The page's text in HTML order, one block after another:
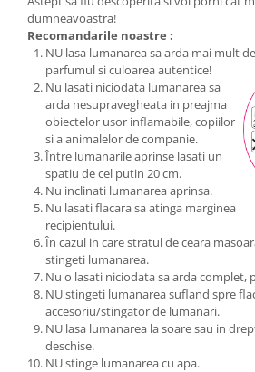
dumneavoastra!
Recomandarile noastre :
NU lasa lumanarea sa arda mai mult
parfumul si culoarea autentice!
Nu lasati niciodata lumanarea sa
arda nesupravegheata in preajma
obiectelor usor inflamabile, copiilor
si a animalelor de companie.
Între lumanarile aprinse lasati un
spatiu de cel putin 20 cm.
Nu inclinati lumanarea aprinsa.
Nu lasati flacara sa atinga marginea
recipientului.
În cazul in care stratul de ceara
stingeti lumanarea.
Nu o lasati niciodata sa arda complet,
NU stingeti lumanarea sufland spre
accesoriu/stingator de lumanari.
NU lasa lumanarea la soare sau in
deschise.
NU stinge lumanarea cu apa.